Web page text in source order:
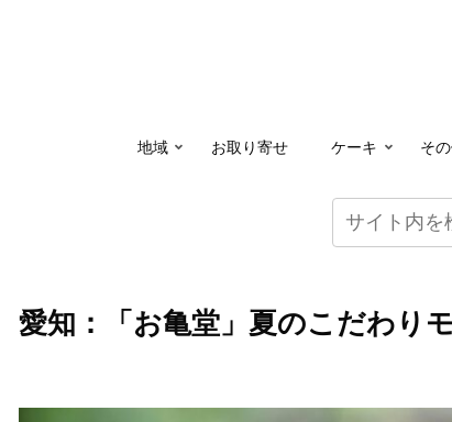
地域 お取り寄せ ケーキ そ
愛知：「お亀堂」夏のこだわり